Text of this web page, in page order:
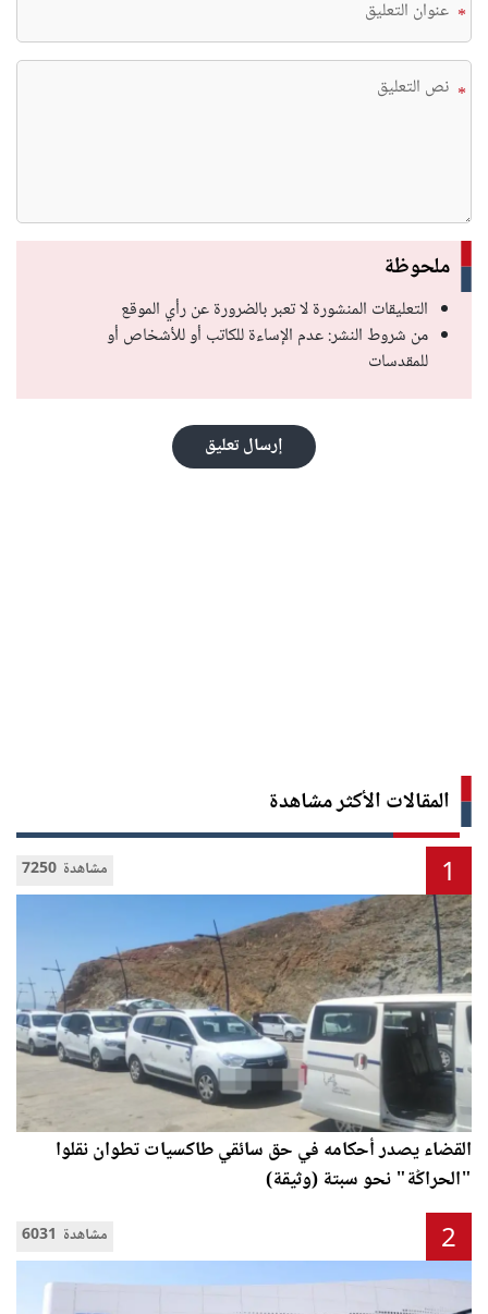
*
*
ملحوظة
التعليقات المنشورة لا تعبر بالضرورة عن رأي الموقع
من شروط النشر: عدم الإساءة للكاتب أو للأشخاص أو
للمقدسات
إرسال تعليق
المقالات الأكثر مشاهدة
7250 مشاهدة 1
القضاء يصدر أحكامه في حق سائقي طاكسيات تطوان نقلوا
"الحراݣة" نحو سبتة (وثيقة)
6031 مشاهدة 2